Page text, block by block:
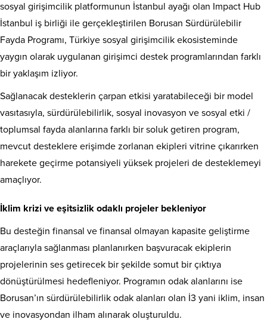
sosyal girişimcilik platformunun İstanbul ayağı olan Impact Hub
İstanbul iş birliği ile gerçekleştirilen Borusan Sürdürülebilir
Fayda Programı, Türkiye sosyal girişimcilik ekosisteminde
yaygın olarak uygulanan girişimci destek programlarından farklı
bir yaklaşım izliyor.
Sağlanacak desteklerin çarpan etkisi yaratabileceği bir model
vasıtasıyla, sürdürülebilirlik, sosyal inovasyon ve sosyal etki /
toplumsal fayda alanlarına farklı bir soluk getiren program,
mevcut desteklere erişimde zorlanan ekipleri vitrine çıkarırken
harekete geçirme potansiyeli yüksek projeleri de desteklemeyi
amaçlıyor.
İklim krizi ve eşitsizlik odaklı projeler bekleniyor
Bu desteğin finansal ve finansal olmayan kapasite geliştirme
araçlarıyla sağlanması planlanırken başvuracak ekiplerin
projelerinin ses getirecek bir şekilde somut bir çıktıya
dönüştürülmesi hedefleniyor. Programın odak alanlarını ise
Borusan’ın sürdürülebilirlik odak alanları olan İ3 yani iklim, insan
ve inovasyondan ilham alınarak oluşturuldu.